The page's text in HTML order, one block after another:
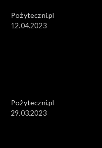
Pożyteczni.pl
12.04.2023
Pożyteczni.pl
29.03.2023